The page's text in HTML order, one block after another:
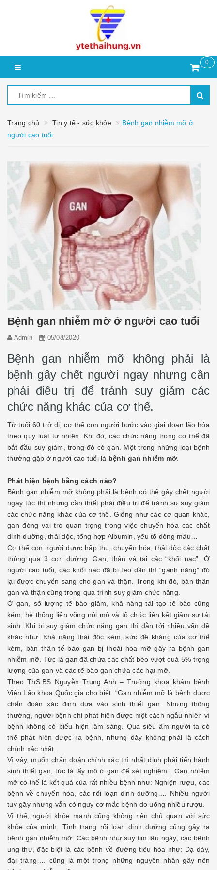
0
Trang chủ Tin y tế - sức khỏe
Bệnh gan nhiễm mỡ ở
người cao tuổi
Bệnh gan nhiễm mỡ ở người cao tuổi
Admin 05/08/2020
Bệnh gan nhiễm mỡ không phải là
bệnh gây chết người ngay nhưng cần
phải điều trị để tránh suy giảm các
chức năng khác của cơ thể.
Từ tuổi 60 trở đi, cơ thể con người bước vào giai đoạn lão hóa
theo quy luật tự nhiên. Khi đó, các chức năng trong cơ thể đã
bắt đầu suy giảm, trong đó có gan. Một trong những loại bệnh
thường gặp ở người cao tuổi là bệnh gan nhiễm mỡ
Phát hiện bệnh bằng cách nào?
Bệnh gan nhiễm mỡ không phải là bệnh có thể gây chết người
ngay tức thì nhưng cần thiết phải điều trị để tránh sự suy giảm
các chức năng khác của cơ thể. Giống như các cơ quan khác,
gan đóng vai trò quan trọng trong việc chuyển hóa các chất
dinh dưỡng, thải độc, tổng hợp Albumin, yếu tố đông máu…
Cơ thể con người được hấp thụ, chuyển hóa, thải độc các chất
thông qua 3 con đường: Gan, thận và tại các “khối nạc”. Ở
người cao tuổi, các khối nạc đã bị teo dần thì “gánh nặng” đó
lại được chuyển sang cho gan và thận. Trong khi đó, bản thân
gan và thận cũng trong quá trình suy giảm chức năng.
Ở gan, số lượng tế bào giảm, khả năng tái tạo tế bào cũng
kém, hệ thống liên võng nội mô và tổ chức liên kết giảm sự tái
sinh. Khi bị suy giảm chức năng gan thì dẫn tới nhiều vấn đề
khác như: Khả năng thải độc kém, sức đề kháng của cơ thể
kém, bản thân tế bào gan bị thoái hóa mỡ gây ra bệnh gan
nhiễm mỡ. Tức là gan đã chứa các chất béo vượt quá 5% trọng
lượng của gan và các tế bào gan chứa các hạt mỡ.
Theo ThS.BS Nguyễn Trung Anh – Trưởng khoa khám bệnh
Viện Lão khoa Quốc gia cho biết: “Gan nhiễm mỡ là bệnh được
chẩn đoán xác định dựa vào sinh thiết gan. Nhưng thông
thường, người bệnh chỉ phát hiện được một cách ngẫu nhiên vì
bệnh không có biểu hiện lâm sàng. Qua siêu âm người ta có
thể phát hiện được ra bệnh, nhưng đây không phải là cách
chính xác nhất.
Vì vậy, muốn chẩn đoán chính xác thì nhất định phải tiến hành
sinh thiết gan, tức là lấy mô ở gan để xét nghiệm”. Gan nhiễm
mỡ có thể là kết quả của rất nhiều bệnh như: Nghiện rượu, các
bệnh về chuyển hóa, các rối loạn dinh dưỡng…. Nhiều người
tuy gầy nhưng vẫn có nguy cơ mắc bệnh do uống nhiều rượu.
Vì thế, người khỏe mạnh cũng không nên chủ quan với sức
khỏe của mình. Tình trạng rối loạn dinh dưỡng cũng gây ra
bệnh gan nhiễm mỡ. Các bệnh như suy tim lâu ngày, các bệnh
ung thư, đặc biệt là các bệnh về đường tiêu hóa như: Dạ dày,
đại tràng…. cũng là một trong những nguyên nhân gây nên